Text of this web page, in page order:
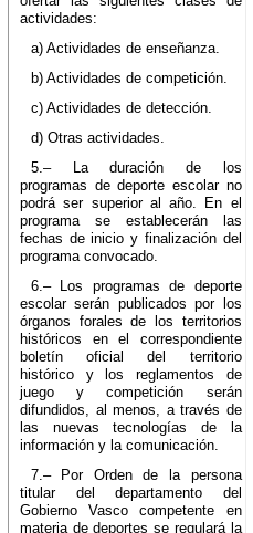
actividades:
a) Actividades de enseñanza.
b) Actividades de competición.
c) Actividades de detección.
d) Otras actividades.
5.– La duración de los
programas de deporte escolar no
podrá ser superior al año. En el
programa se establecerán las
fechas de inicio y finalización del
programa convocado.
6.– Los programas de deporte
escolar serán publicados por los
órganos forales de los territorios
históricos en el correspondiente
boletín oficial del territorio
histórico y los reglamentos de
juego y competición serán
difundidos, al menos, a través de
las nuevas tecnologías de la
información y la comunicación.
7.– Por Orden de la persona
titular del departamento del
Gobierno Vasco competente en
materia de deportes se regulará la